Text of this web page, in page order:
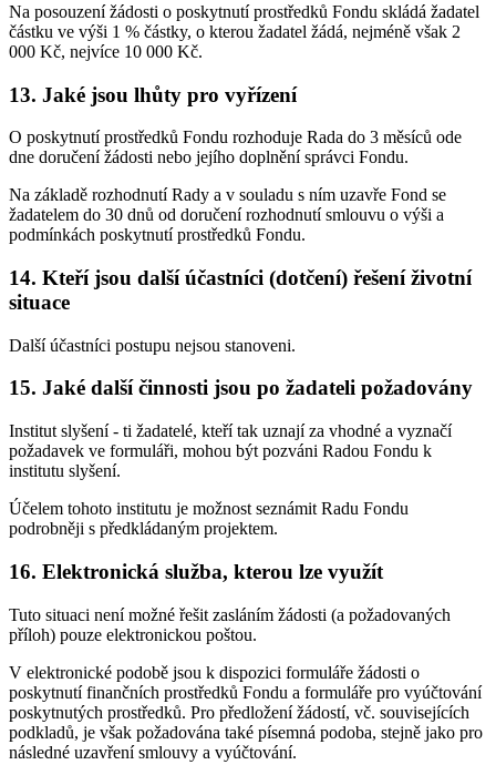
Na posouzení žádosti o poskytnutí prostředků Fondu skládá žadatel
částku ve výši 1 % částky, o kterou žadatel žádá, nejméně však 2
000 Kč, nejvíce 10 000 Kč.
13. Jaké jsou lhůty pro vyřízení
O poskytnutí prostředků Fondu rozhoduje Rada do 3 měsíců ode
dne doručení žádosti nebo jejího doplnění správci Fondu.
Na základě rozhodnutí Rady a v souladu s ním uzavře Fond se
žadatelem do 30 dnů od doručení rozhodnutí smlouvu o výši a
podmínkách poskytnutí prostředků Fondu.
14. Kteří jsou další účastníci (dotčení) řešení životní
situace
Další účastníci postupu nejsou stanoveni.
15. Jaké další činnosti jsou po žadateli požadovány
Institut slyšení - ti žadatelé, kteří tak uznají za vhodné a vyznačí
požadavek ve formuláři, mohou být pozváni Radou Fondu k
institutu slyšení.
Účelem tohoto institutu je možnost seznámit Radu Fondu
podrobněji s předkládaným projektem.
16. Elektronická služba, kterou lze využít
Tuto situaci není možné řešit zasláním žádosti (a požadovaných
příloh) pouze elektronickou poštou.
V elektronické podobě jsou k dispozici formuláře žádosti o
poskytnutí finančních prostředků Fondu a formuláře pro vyúčtování
poskytnutých prostředků. Pro předložení žádostí, vč. souvisejících
podkladů, je však požadována také písemná podoba, stejně jako pro
následné uzavření smlouvy a vyúčtování.